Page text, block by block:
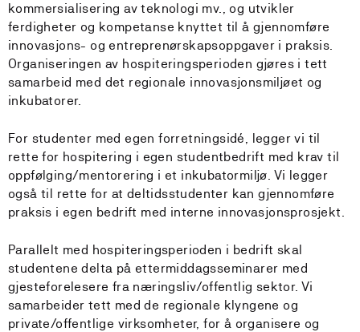
kommersialisering av teknologi mv., og utvikler
ferdigheter og kompetanse knyttet til å gjennomføre
innovasjons- og entreprenørskapsoppgaver i praksis.
Organiseringen av hospiteringsperioden gjøres i tett
samarbeid med det regionale innovasjonsmiljøet og
inkubatorer.
For studenter med egen forretningsidé, legger vi til
rette for hospitering i egen studentbedrift med krav til
oppfølging/mentorering i et inkubatormiljø. Vi legger
også til rette for at deltidsstudenter kan gjennomføre
praksis i egen bedrift med interne innovasjonsprosjekt.
Parallelt med hospiteringsperioden i bedrift skal
studentene delta på ettermiddagsseminarer med
gjesteforelesere fra næringsliv/offentlig sektor. Vi
samarbeider tett med de regionale klyngene og
private/offentlige virksomheter, for å organisere og